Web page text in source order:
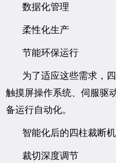
数据化管理
柔性化生产
节能环保运行
为了适应这些需求，
触摸屏操作系统、伺服驱
备运行自动化。
智能化后的四柱裁断
裁切深度调节